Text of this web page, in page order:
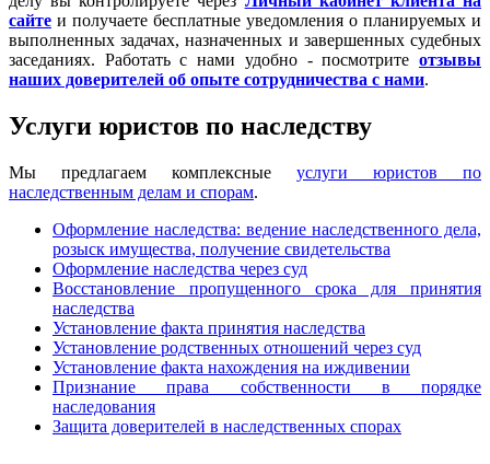
сайте и получаете бесплатные уведомления о планируемых и
выполненных задачах, назначенных и завершенных судебных
заседаниях. Работать с нами удобно - посмотрите отзывы
наших доверителей об опыте сотрудничества с нами.
Услуги юристов по наследству
Мы предлагаем комплексные услуги юристов по
наследственным делам и спорам.
Оформление наследства: ведение наследственного дела,
розыск имущества, получение свидетельства
Оформление наследства через суд
Восстановление пропущенного срока для принятия
наследства
Установление факта принятия наследства
Установление родственных отношений через суд
Установление факта нахождения на иждивении
Признание права собственности в порядке
наследования
Защита доверителей в наследственных спорах